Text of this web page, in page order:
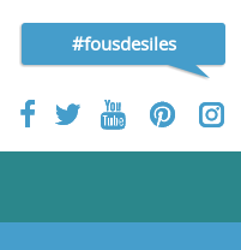
#fousdesiles